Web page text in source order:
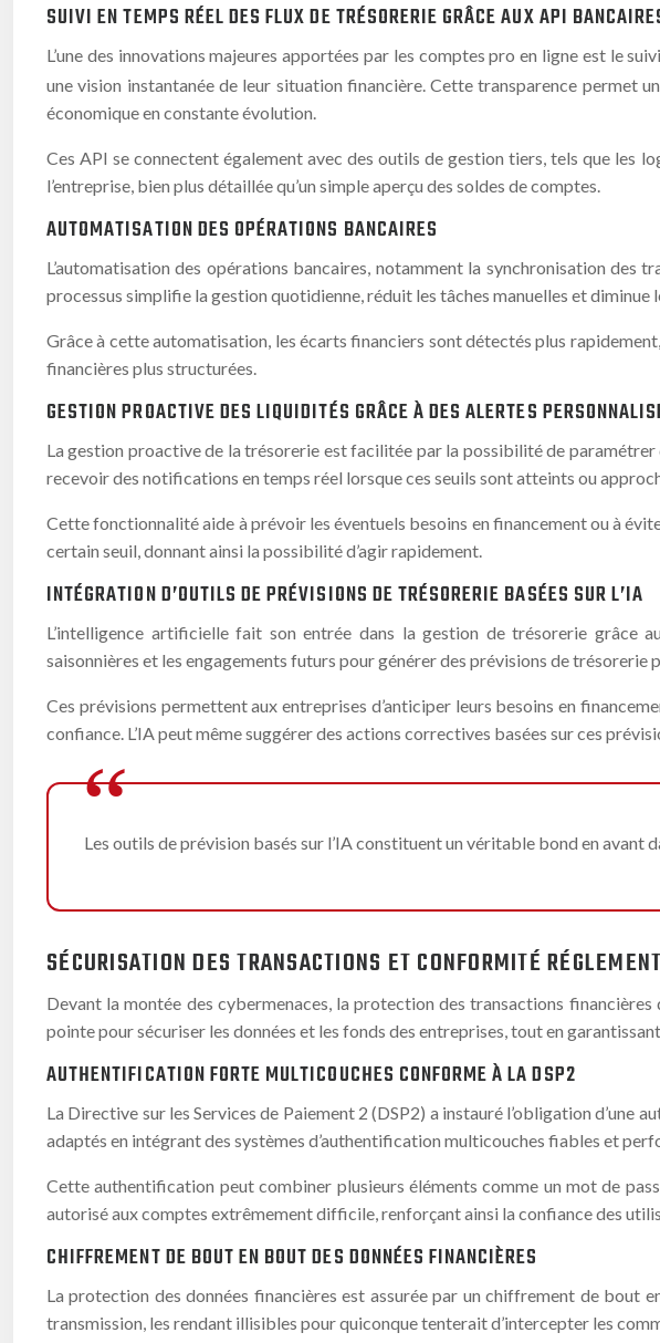
SUIVI EN TEMPS RÉEL DES FLUX DE TRÉSORERIE GRÂCE AUX API
L’une des innovations majeures apportées par les comptes pro en ligne est le
une vision instantanée de leur situation financière. Cette transparence permet
économique en constante évolution.
Ces API se connectent également avec des outils de gestion tiers, tels que les
l’entreprise, bien plus détaillée qu’un simple aperçu des soldes de comptes.
AUTOMATISATION DES OPÉRATIONS BANCAIRES
L’automatisation des opérations bancaires, notamment la synchronisation
processus simplifie la gestion quotidienne, réduit les tâches manuelles et diminue
Grâce à cette automatisation, les écarts financiers sont détectés plus
financières plus structurées.
GESTION PROACTIVE DES LIQUIDITÉS GRÂCE À DES ALERTES
La gestion proactive de la trésorerie est facilitée par la possibilité de paramétrer
recevoir des notifications en temps réel lorsque ces seuils sont atteints ou
Cette fonctionnalité aide à prévoir les éventuels besoins en financement ou à
certain seuil, donnant ainsi la possibilité d’agir rapidement.
INTÉGRATION D’OUTILS DE PRÉVISIONS DE TRÉSORERIE BASÉES SUR L’IA
L’intelligence artificielle fait son entrée dans la gestion de trésorerie grâce
saisonnières et les engagements futurs pour générer des prévisions de trésorerie
Ces prévisions permettent aux entreprises d’anticiper leurs besoins en
confiance. L’IA peut même suggérer des actions correctives basées sur ces
Les outils de prévision basés sur l’IA constituent un véritable bond en
SÉCURISATION DES TRANSACTIONS ET CONFORMITÉ
Devant la montée des cybermenaces, la protection des transactions
pointe pour sécuriser les données et les fonds des entreprises, tout en
AUTHENTIFICATION FORTE MULTICOUCHES CONFORME À LA DSP2
La Directive sur les Services de Paiement 2 (DSP2) a instauré l’obligation
adaptés en intégrant des systèmes d’authentification multicouches fiables et
Cette authentification peut combiner plusieurs éléments comme un mot de
autorisé aux comptes extrêmement difficile, renforçant ainsi la confiance des
CHIFFREMENT DE BOUT EN BOUT DES DONNÉES FINANCIÈRES
La protection des données financières est assurée par un chiffrement de
transmission, les rendant illisibles pour quiconque tenterait d’intercepter les